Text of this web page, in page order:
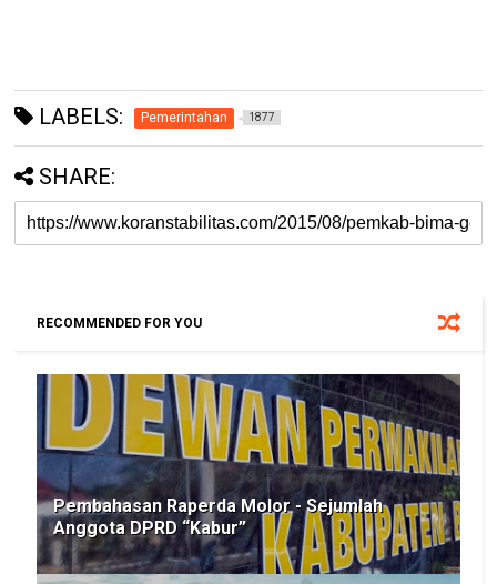
LABELS: Pemerintahan 1877
SHARE:
RECOMMENDED FOR YOU
Pembahasan Raperda Molor - Sejumlah
Anggota DPRD “Kabur”